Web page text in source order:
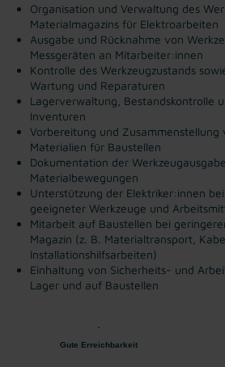
Organisation und Verwaltung des
Materialmagazins für Elektroarbeiten
Ausgabe und Rücknahme von
Messgeräten an Mitarbeiter:innen
Kontrolle des Werkzeugzustands
Wartung und Reparaturen
Lagerverwaltung, Bestandskontrolle
Inventuren
Vorbereitung und Zusammenstellung
Materialien für Baustellen
Dokumentation der
Materialbewegungen
Unterstützung der Elektriker:innen
geeigneter Werkzeuge und
Mitarbeit auf Baustellen bei
Magazin (z. B. Materialtransport,
Installationshilfsarbeiten)
Einhaltung von Sicherheits- und
Lager und auf Baustellen
Gute Erreichbarkeit